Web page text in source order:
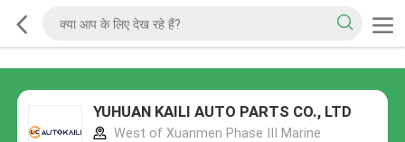
YUHUAN KAILI AUTO PARTS CO., LTD
West of Xuanmen Phase III Marine